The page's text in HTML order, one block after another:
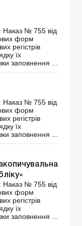
Наказ № 755 від
форм
регістрів
їх
заповнення ...
Наказ № 755 від
форм
регістрів
їх
заповнення ...
Наказ № 755 від
форм
регістрів
їх
заповнення ...